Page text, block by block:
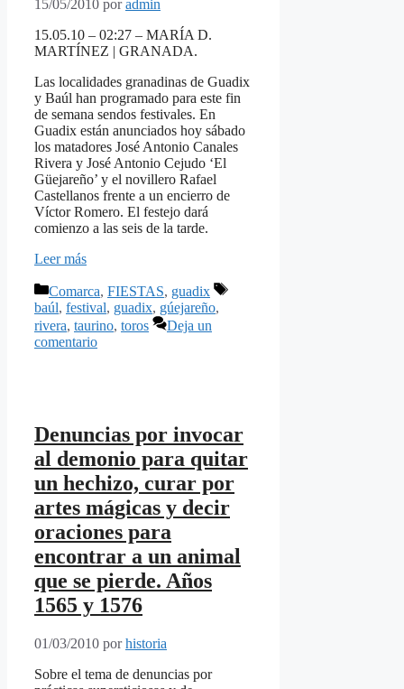
15/05/2010 poradmin
15.05.10 – 02:27 – MARÍA D.
MARTÍNEZ | GRANADA.
Las localidades granadinas de Guadix
y Baúl han programado para este fin
de semana sendos festivales. En
Guadix están anunciados hoy sábado
los matadores José Antonio Canales
Rivera y José Antonio Cejudo ‘El
Güejareño’ y el novillero Rafael
Castellanos frente a un encierro de
Víctor Romero. El festejo dará
comienzo a las seis de la tarde.
Leer más
Categorías
Comarca, FIESTAS, guadix
Etiquetas
baúl, festival, guadix, gúejareño,
rivera, taurino, toros
Deja un
comentario
Denuncias por invocar
al demonio para quitar
un hechizo, curar por
artes mágicas y decir
oraciones para
encontrar a un animal
que se pierde. Años
1565 y 1576
01/03/2010 porhistoria
Sobre el tema de denuncias por